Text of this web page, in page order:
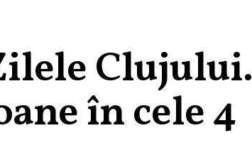
Clujului.
în cele 4